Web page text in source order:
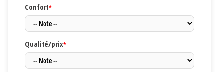
Confort*
Qualité/prix*